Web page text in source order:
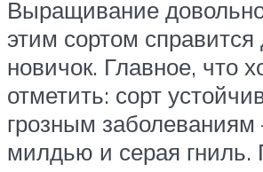
Выращивание
этим сортом
новичок. Главное, что
отметить: сорт
грозным
милдью и серая гниль.